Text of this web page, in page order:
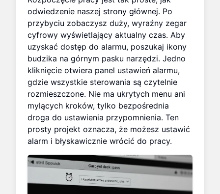
odwiedzenie naszej strony głównej. Po
przybyciu zobaczysz duży, wyraźny zegar
cyfrowy wyświetlający aktualny czas. Aby
uzyskać dostęp do alarmu, poszukaj ikony
budzika na górnym pasku narzędzi. Jedno
kliknięcie otwiera panel ustawień alarmu,
gdzie wszystkie sterowania są czytelnie
rozmieszczone. Nie ma ukrytych menu ani
mylących kroków, tylko bezpośrednia
droga do ustawienia przypomnienia. Ten
prosty projekt oznacza, że możesz ustawić
alarm i błyskawicznie wrócić do pracy.